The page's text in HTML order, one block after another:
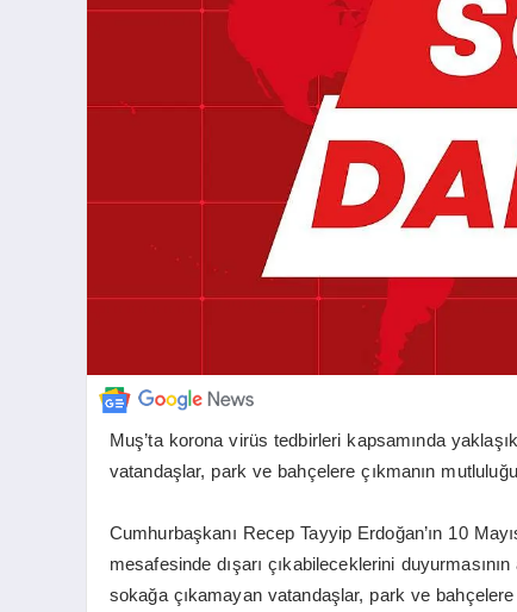
Muş’ta korona virüs tedbirleri kapsamında
vatandaşlar, park ve bahçelere çıkmanın
Cumhurbaşkanı Recep Tayyip Erdoğan’ın 10
mesafesinde dışarı çıkabileceklerini
sokağa çıkamayan vatandaşlar, park ve